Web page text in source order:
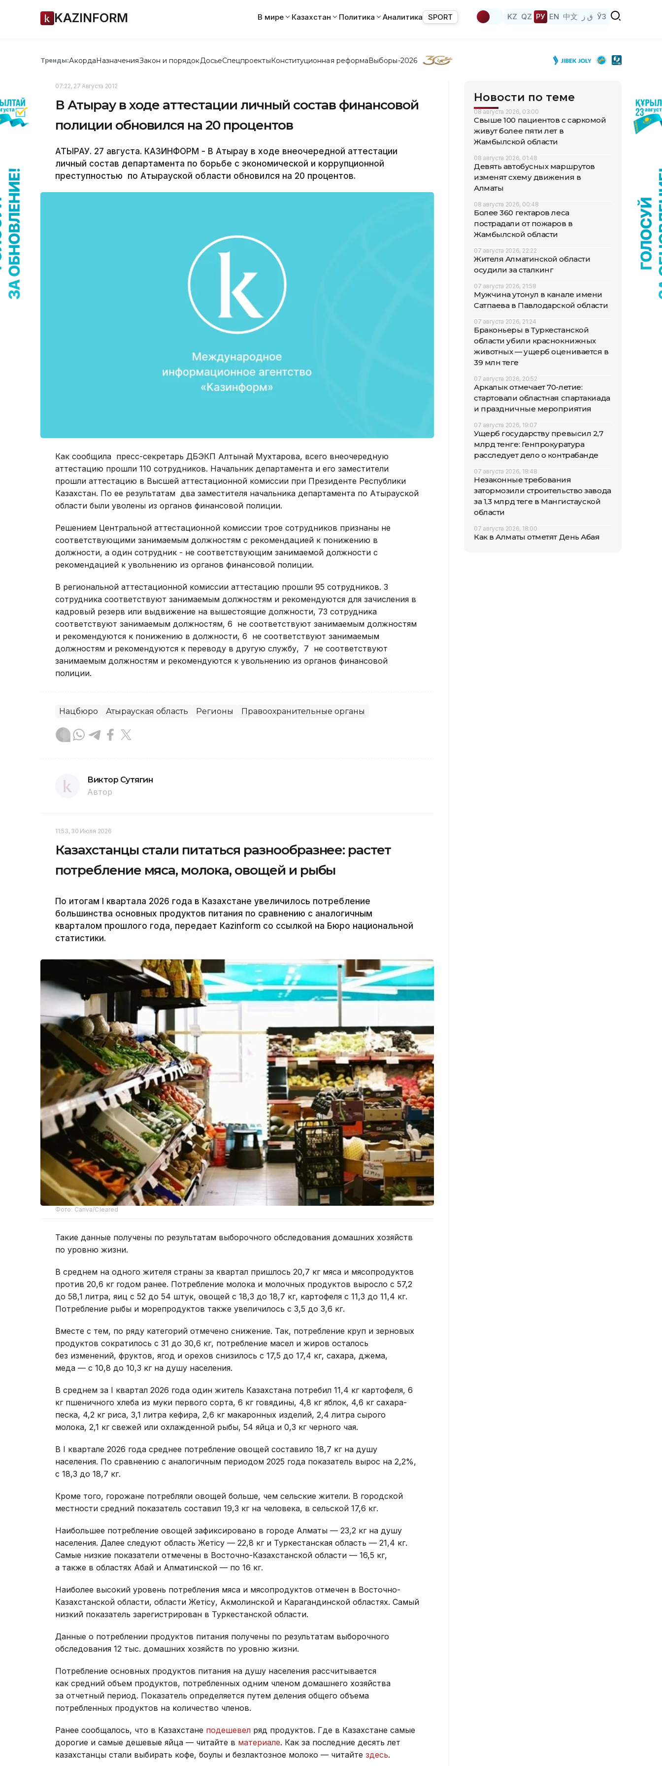
KAZINFORM В мире Казахстан Политика Аналитика SPORT KZ QZ РУ EN 中文 ق ز ЎЗ
Тренды:АкордаНазначенияЗакон и порядок ДосьеСпецпроектыКонституционная реформаВыборы-2026
07:22, 27 Августа 2012
В Атырау в ходе аттестации личный состав финансовой
полиции обновился на 20 процентов
АТЫРАУ. 27 августа. КАЗИНФОРМ - В Атырау в ходе внеочередной аттестации
личный состав департамента по борьбе с экономической и коррупционной
преступностью по Атырауской области обновился на 20 процентов.
Как сообщила пресс-секретарь ДБЭКП Алтынай Мухтарова, всего внеочередную
аттестацию прошли 110 сотрудников. Начальник департамента и его заместители
прошли аттестацию в Высшей аттестационной комиссии при Президенте Республики
Казахстан. По ее результатам два заместителя начальника департамента по Атырауской
области были уволены из органов финансовой полиции.
Решением Центральной аттестационной комиссии трое сотрудников признаны не
соответствующими занимаемым должностям с рекомендацией к понижению в
должности, а один сотрудник - не соответствующим занимаемой должности с
рекомендацией к увольнению из органов финансовой полиции.
В региональной аттестационной комиссии аттестацию прошли 95 сотрудников. 3
сотрудника соответствуют занимаемым должностям и рекомендуются для зачисления в
кадровый резерв или выдвижение на вышестоящие должности, 73 сотрудника
соответствуют занимаемым должностям, 6 не соответствуют занимаемым должностям
и рекомендуются к понижению в должности, 6 не соответствуют занимаемым
должностям и рекомендуются к переводу в другую службу, 7 не соответствуют
занимаемым должностям и рекомендуются к увольнению из органов финансовой
полиции.
Нацбюро Атырауская область Регионы Правоохранительные органы
Виктор Сутягин
Автор
11:53, 30 Июля 2026
Казахстанцы стали питаться разнообразнее: растет
потребление мяса, молока, овощей и рыбы
По итогам I квартала 2026 года в Казахстане увеличилось потребление
большинства основных продуктов питания по сравнению с аналогичным
кварталом прошлого года, передает Kazinform со ссылкой на Бюро национальной
статистики.
Фото: Canva/Cleared
Такие данные получены по результатам выборочного обследования домашних хозяйств
по уровню жизни.
В среднем на одного жителя страны за квартал пришлось 20,7 кг мяса и мясопродуктов
против 20,6 кг годом ранее. Потребление молока и молочных продуктов выросло с 57,2
до 58,1 литра, яиц с 52 до 54 штук, овощей с 18,3 до 18,7 кг, картофеля с 11,3 до 11,4 кг.
Потребление рыбы и морепродуктов также увеличилось с 3,5 до 3,6 кг.
Вместе с тем, по ряду категорий отмечено снижение. Так, потребление круп и зерновых
продуктов сократилось с 31 до 30,6 кг, потребление масел и жиров осталось
без изменений, фруктов, ягод и орехов снизилось с 17,5 до 17,4 кг, сахара, джема,
меда — с 10,8 до 10,3 кг на душу населения.
В среднем за I квартал 2026 года один житель Казахстана потребил 11,4 кг картофеля, 6
кг пшеничного хлеба из муки первого сорта, 6 кг говядины, 4,8 кг яблок, 4,6 кг сахара-
песка, 4,2 кг риса, 3,1 литра кефира, 2,6 кг макаронных изделий, 2,4 литра сырого
молока, 2,1 кг свежей или охлажденной рыбы, 54 яйца и 0,3 кг черного чая.
В I квартале 2026 года среднее потребление овощей составило 18,7 кг на душу
населения. По сравнению с аналогичным периодом 2025 года показатель вырос на 2,2%,
с 18,3 до 18,7 кг.
Кроме того, горожане потребляли овощей больше, чем сельские жители. В городской
местности средний показатель составил 19,3 кг на человека, в сельской 17,6 кг.
Наибольшее потребление овощей зафиксировано в городе Алматы — 23,2 кг на душу
населения. Далее следуют область Жетісу — 22,8 кг и Туркестанская область — 21,4 кг.
Самые низкие показатели отмечены в Восточно-Казахстанской области — 16,5 кг,
а также в областях Абай и Алматинской — по 16 кг.
Наиболее высокий уровень потребления мяса и мясопродуктов отмечен в Восточно-
Казахстанской области, области Жетісу, Акмолинской и Карагандинской областях. Самый
низкий показатель зарегистрирован в Туркестанской области.
Данные о потреблении продуктов питания получены по результатам выборочного
обследования 12 тыс. домашних хозяйств по уровню жизни.
Потребление основных продуктов питания на душу населения рассчитывается
как средний объем продуктов, потребленных одним членом домашнего хозяйства
за отчетный период. Показатель определяется путем деления общего объема
потребленных продуктов на количество членов.
Ранее сообщалось, что в Казахстане подешевел ряд продуктов. Где в Казахстане самые
дорогие и самые дешевые яйца — читайте в материале. Как за последние десять лет
казахстанцы стали выбирать кофе, боулы и безлактозное молоко — читайте здесь.
Новости по теме
08 августа 2026, 03:00
Свыше 100 пациентов с саркомой
живут более пяти лет в
Жамбылской области
08 августа 2026, 01:48
Девять автобусных маршрутов
изменят схему движения в
Алматы
08 августа 2026, 00:48
Более 360 гектаров леса
пострадали от пожаров в
Жамбылской области
07 августа 2026, 22:22
Жителя Алматинской области
осудили за сталкинг
07 августа 2026, 21:58
Мужчина утонул в канале имени
Сатпаева в Павлодарской области
07 августа 2026, 21:24
Браконьеры в Туркестанской
области убили краснокнижных
животных — ущерб оценивается в
39 млн теңге
07 августа 2026, 20:52
Аркалык отмечает 70-летие:
стартовали областная спартакиада
и праздничные мероприятия
07 августа 2026, 19:07
Ущерб государству превысил 2,7
млрд тенге: Генпрокуратура
расследует дело о контрабанде
07 августа 2026, 18:48
Незаконные требования
затормозили строительство завода
за 1,3 млрд теңге в Мангистауской
области
07 августа 2026, 18:00
Как в Алматы отметят День Абая